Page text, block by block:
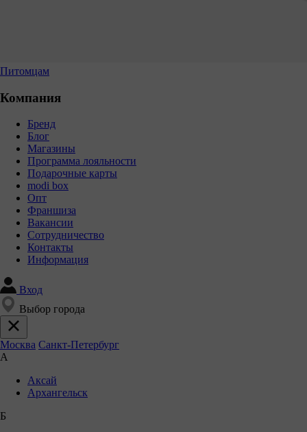
Питомцам
Компания
Бренд
Блог
Магазины
Программа лояльности
Подарочные карты
modi box
Опт
Франшиза
Вакансии
Сотрудничество
Контакты
Информация
Вход
Выбор города
Москва Санкт-Петербург
А
Аксай
Архангельск
Б